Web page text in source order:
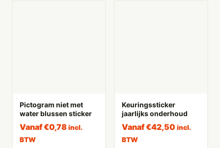
Pictogram niet met
water blussen sticker
Vanaf€0,78 incl.
BTW
Keuringssticker
jaarlijks onderhoud
Vanaf€42,50 incl.
BTW